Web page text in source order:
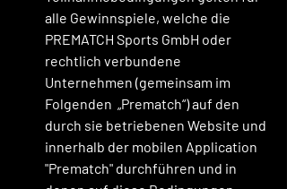
alle Gewinnspiele, welche die
PREMATCH Sports GmbH oder
rechtlich verbundene
Unternehmen (gemeinsam im
Folgenden  „Prematch“) auf den
durch sie betriebenen Website und
innerhalb der mobilen Application
"Prematch" durchführen und in